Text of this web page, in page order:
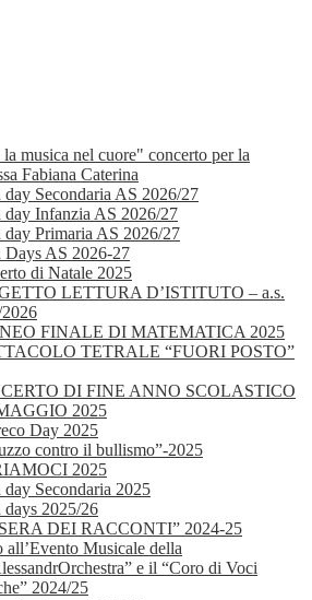
musica nel cuore" concerto per la
Fabiana Caterina
day Secondaria AS 2026/27
day Infanzia AS 2026/27
day Primaria AS 2026/27
Days AS 2026-27
di Natale 2025
LETTURA D’ISTITUTO – a.s.
FINALE DI MATEMATICA 2025
TETRALE “FUORI POSTO”
DI FINE ANNO SCOLASTICO
2025
Day 2025
contro il bullismo”-2025
2025
day Secondaria 2025
days 2025/26
DEI RACCONTI” 2024-25
all’Evento Musicale della
e il “Coro di Voci
2024/25